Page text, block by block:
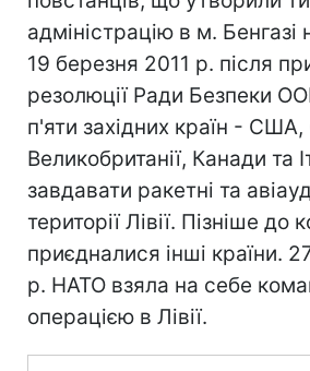
адміністрацію в м. Бенгазі
19 березня 2011 р. після
резолюції Ради Безпеки
п'яти західних країн - США,
Великобританії, Канади та
завдавати ракетні та
території Лівії. Пізніше до
приєдналися інші країни.
р. НАТО взяла на себе
операцією в Лівії.